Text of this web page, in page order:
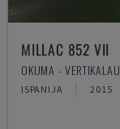
MILLAC 852 VII
OKUMA -
ISPANIJA 2015